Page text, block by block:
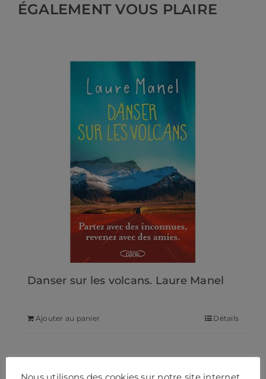
ÉGALEMENT VOUS PLAIRE
Danser sur les volcans. Laure Manel
Ajouter au panier Détails